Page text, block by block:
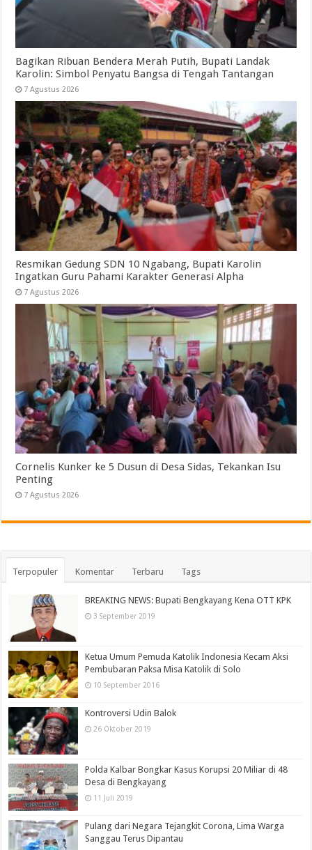
Bagikan Ribuan Bendera Merah Putih, Bupati Landak
Karolin: Simbol Penyatu Bangsa di Tengah Tantangan
7 Agustus 2026
Resmikan Gedung SDN 10 Ngabang, Bupati Karolin
Ingatkan Guru Pahami Karakter Generasi Alpha
7 Agustus 2026
Cornelis Kunker ke 5 Dusun di Desa Sidas, Tekankan Isu
Penting
7 Agustus 2026
Terpopuler Komentar Terbaru Tags
BREAKING NEWS: Bupati Bengkayang Kena OTT KPK
3 September 2019
Ketua Umum Pemuda Katolik Indonesia Kecam Aksi
Pembubaran Paksa Misa Katolik di Solo
10 September 2016
Kontroversi Udin Balok
26 Oktober 2019
Polda Kalbar Bongkar Kasus Korupsi 20 Miliar di 48
Desa di Bengkayang
11 Juli 2019
Pulang dari Negara Tejangkit Corona, Lima Warga
Sanggau Terus Dipantau